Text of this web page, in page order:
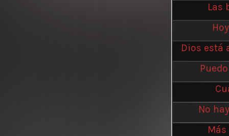
Las
Dios está
No